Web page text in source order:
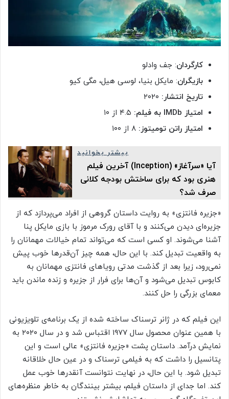
کارگردان: جف وادلو
بازیگران: مایکل بنیا، لوسی هیل، مگی کیو
تاریخ انتشار:
امتیاز IMDb به فیلم:
امتیاز راتن تومیتوز:
بیشتر بخوانید
آیا «سرآغاز» (Inception) آخرین فیلم
هنری بود که برای ساختش بودجه کلانی
صرف شد؟
«جزیره فانتزی» به روایت داستان گروهی از افراد می‌پردازد که از
جزیره‌ای دیدن می‌کنند و با آقای رورک مرموز با بازی مایکل پنا
آشنا می‌شوند. او کسی است که می‌تواند تمام خیالات مهمانان را
به واقعیت تبدیل کند. با این حال، همه چیز آن‌قدرها خوب پیش
نمی‌رود، زیرا بعد از گذشت مدتی رویاهای فانتزی مهمانان به
کابوس تبدیل می‌شود و آن‌ها برای فرار از جزیره و زنده ماندن باید
معمای بزرگی را حل کنند.
این فیلم که در ژانر ترسناک ساخته شده از یک برنامه‌ی تلویزیونی
با همین عنوان محصول سال ۱۹۷۷ اقتباس شد و در سال ۲۰۲۰ به
نمایش درآمد. داستان پشت «جزیره فانتزی» عالی است و این
پتانسیل را داشت که به فیلمی ترسناک و در عین حال خلاقانه
تبدیل شود. با این حال، در نهایت نتوانست آنقدرها خوب عمل
کند. اما جدای از داستان فیلم، بیشتر بینندگان به خاطر منظره‌های